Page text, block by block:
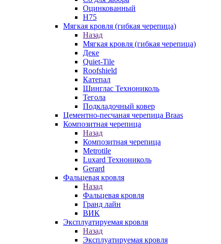
Оцинкованный
Н75
Мягкая кровля (гибкая черепица)
Назад
Мягкая кровля (гибкая черепица)
Деке
Quiet-Tile
Roofshield
Катепал
Шинглас Технониколь
Тегола
Подкладочный ковер
Цементно-песчаная черепица Braas
Композитная черепица
Назад
Композитная черепица
Metrotile
Luxard Технониколь
Gerard
Фальцевая кровля
Назад
Фальцевая кровля
Гранд лайн
ВИК
Эксплуатируемая кровля
Назад
Эксплуатируемая кровля